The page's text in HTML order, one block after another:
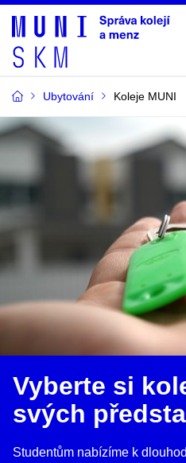
Ubytování Koleje MUNI
Vyberte si
svých
Studentům nabízíme k